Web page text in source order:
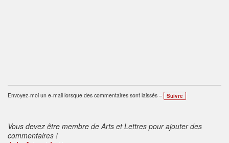
Envoyez-moi un e-mail lorsque des commentaires sont laissés – Suivre
Vous devez être membre de Arts et Lettres pour ajouter des
commentaires !